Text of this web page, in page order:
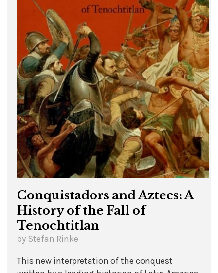
Conquistadors and Aztecs: A
History of the Fall of
Tenochtitlan
by Stefan Rinke
This new interpretation of the conquest